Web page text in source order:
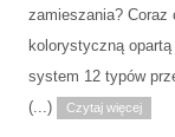
zamieszania?
kolorystyczną
system 12 typów
(...)
Czytaj więcej